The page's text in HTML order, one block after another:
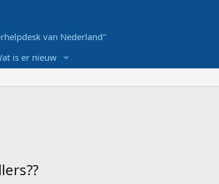
van Nederland"
is er nieuw